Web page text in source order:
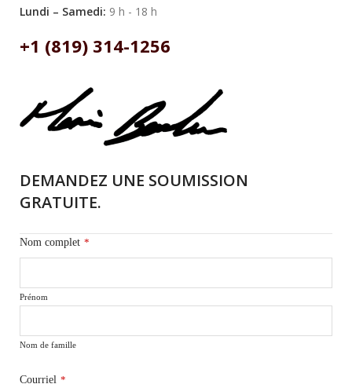
Lundi – Samedi: 9 h - 18 h
+1 (819) 314-1256
DEMANDEZ UNE SOUMISSION
GRATUITE.
Nom complet *
Prénom
Nom de famille
Courriel *